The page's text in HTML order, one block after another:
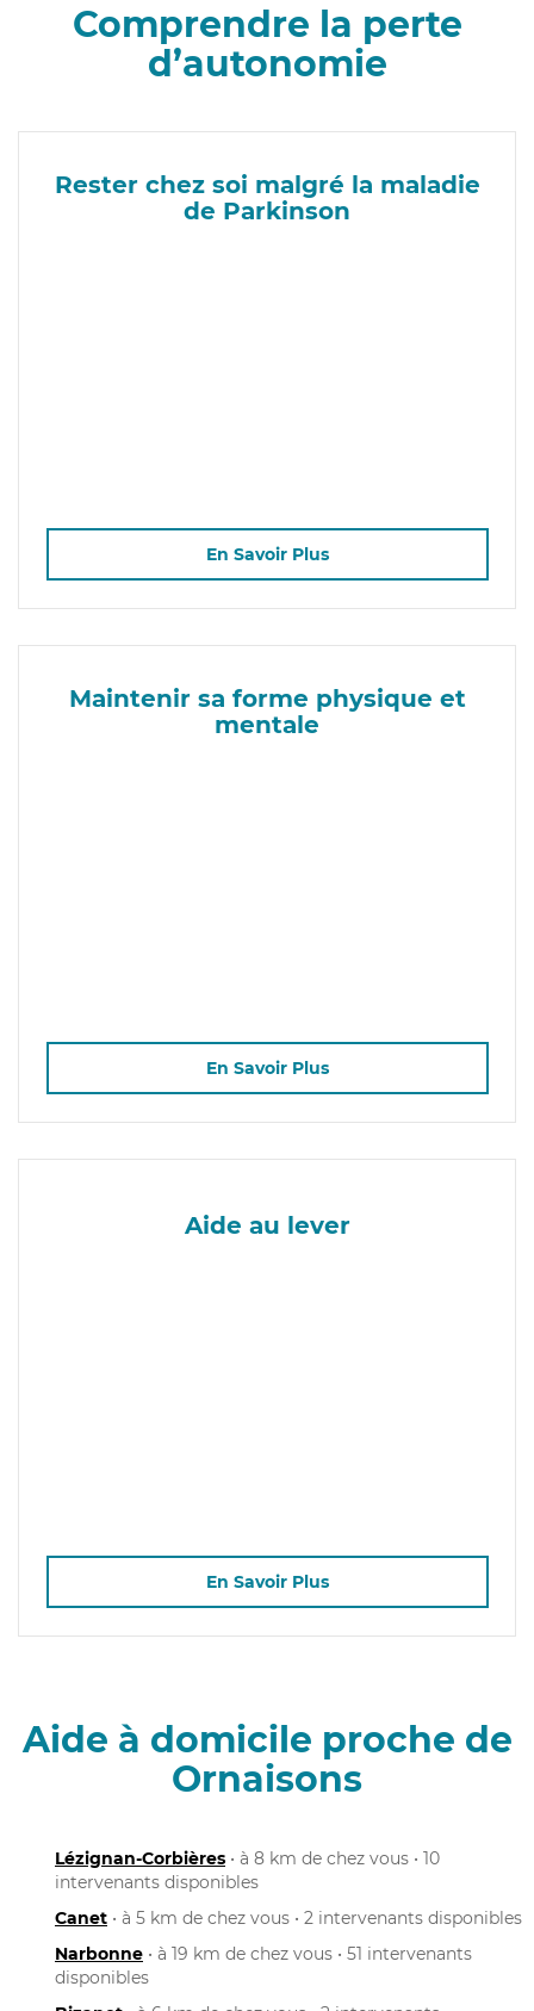
Comprendre la perte
d’autonomie
Rester chez soi malgré la maladie
de Parkinson
En Savoir Plus
Maintenir sa forme physique et
mentale
En Savoir Plus
Aide au lever
En Savoir Plus
Aide à domicile proche de
Ornaisons
Lézignan-Corbières • à 8 km de chez vous • 10
intervenants disponibles
Canet • à 5 km de chez vous • 2 intervenants disponibles
Narbonne • à 19 km de chez vous • 51 intervenants
disponibles